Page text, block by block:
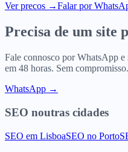
Ver precos →Falar por
Precisa de um site
Fale connosco por WhatsApp e
em 48 horas. Sem compromisso.
WhatsApp →
SEO noutras cidades
SEO em LisboaSEO no Porto